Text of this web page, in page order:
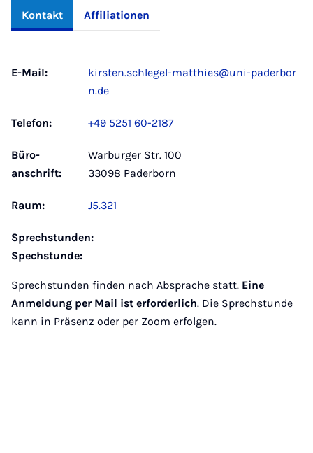
Kontakt Affiliationen
E-Mail:
kirsten.schlegel-matthies@uni-paderbor
n.de
Telefon: +49 5251 60-2187
Büro­
anschrift:
Warburger Str. 100
33098 Paderborn
Raum: J5.321
Sprechstunden:
Spechstunde:
Sprechstunden finden nach Absprache statt. Eine
Anmeldung per Mail ist erforderlich. Die Sprechstunde
kann in Präsenz oder per Zoom erfolgen.